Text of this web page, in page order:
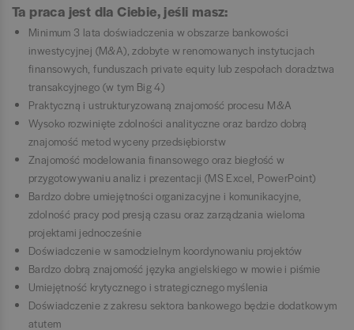
Ta praca jest dla Ciebie, jeśli masz:
Minimum 3 lata doświadczenia w obszarze bankowości
inwestycyjnej (M&A), zdobyte w renomowanych instytucjach
finansowych, funduszach private equity lub zespołach doradztwa
transakcyjnego (w tym Big 4)
Praktyczną i ustrukturyzowaną znajomość procesu M&A
Wysoko rozwinięte zdolności analityczne oraz bardzo dobrą
znajomość metod wyceny przedsiębiorstw
Znajomość modelowania finansowego oraz biegłość w
przygotowywaniu analiz i prezentacji (MS Excel, PowerPoint)
Bardzo dobre umiejętności organizacyjne i komunikacyjne,
zdolność pracy pod presją czasu oraz zarządzania wieloma
projektami jednocześnie
Doświadczenie w samodzielnym koordynowaniu projektów
Bardzo dobrą znajomość języka angielskiego w mowie i piśmie
Umiejętność krytycznego i strategicznego myślenia
Doświadczenie z zakresu sektora bankowego będzie dodatkowym
atutem